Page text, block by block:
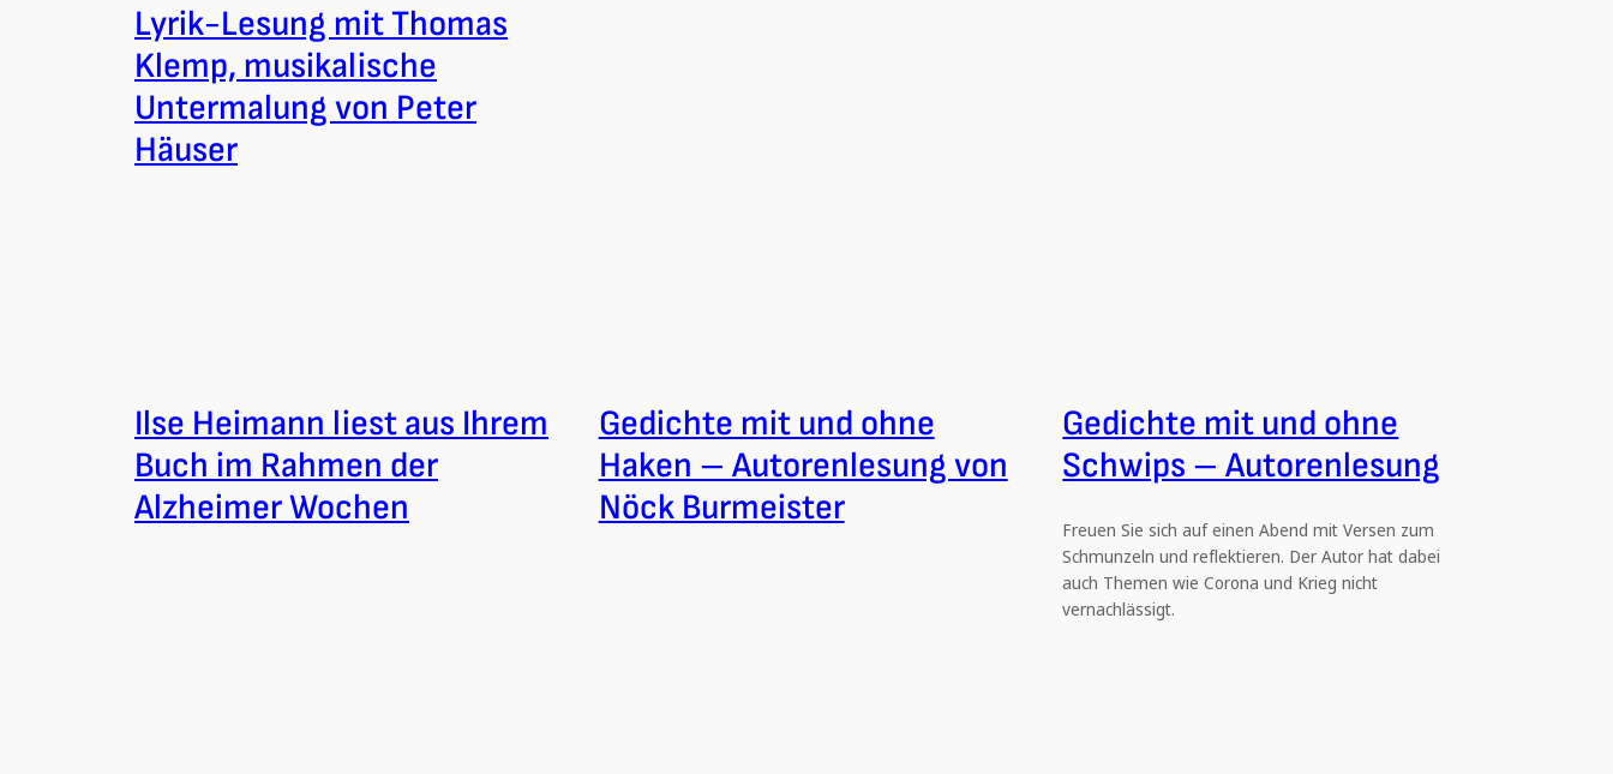
Lyrik-Lesung mit Thomas
Klemp, musikalische
Untermalung von Peter
Häuser
Ilse Heimann liest aus Ihrem
Buch im Rahmen der
Alzheimer Wochen
Gedichte mit und ohne
Haken – Autorenlesung von
Nöck Burmeister
Gedichte mit und ohne
Schwips – Autorenlesung
Freuen Sie sich auf einen Abend mit Versen zum
Schmunzeln und reflektieren. Der Autor hat dabei
auch Themen wie Corona und Krieg nicht
vernachlässigt.